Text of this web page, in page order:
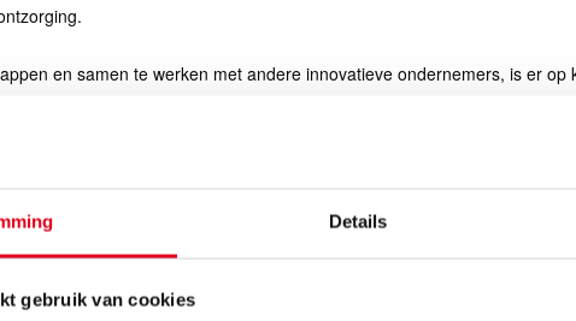
Details
gebruik van cookies
en samen te werken met andere innovatieve ondernemers, is er
dan ooit.
en houden daardoor geen logge of dure organisatie in stand. De
ondernemers.